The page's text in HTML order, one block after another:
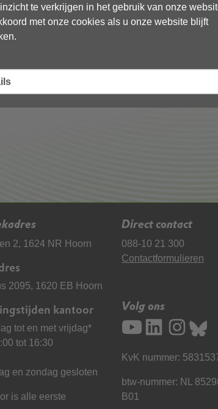
te verkrijgen in het gebruik van onze
met onze cookies als u onze website blijft
de onderstaande link om het document te
‘3.4 AB Memo PvAanpak Herijking
pagina
2, 1624 NR Hoorn
2095, 1620 EB Hoorn
kantoor
tot en met vrijdag*
tot 16:30
en zondag gesloten
is alle eerste
Direct contact
088-10 21 300
Contactformulieren
Volg ons
KvK nummer:
btw-nummer: NL
B01